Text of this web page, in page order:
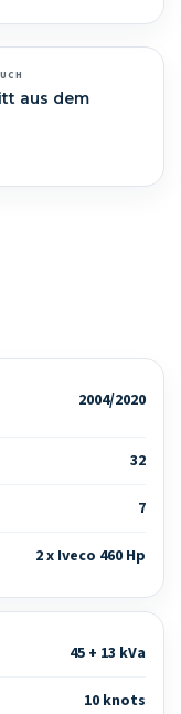
aus dem
2004/2020
32
7
2 x Iveco 460 Hp
45 + 13 kVa
10 knots